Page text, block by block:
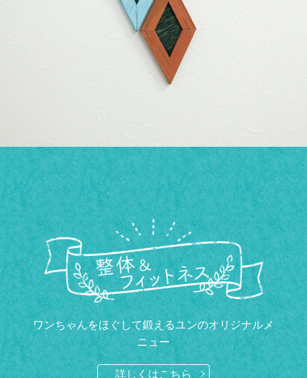
ワンちゃんをほぐして鍛えるユンのオリジナルメ
ニュー
詳しくはこちら